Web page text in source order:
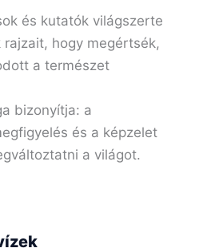
és kutatók világszerte
hogy megértsék,
a természet
bizonyítja: a
és a képzelet
a világot.